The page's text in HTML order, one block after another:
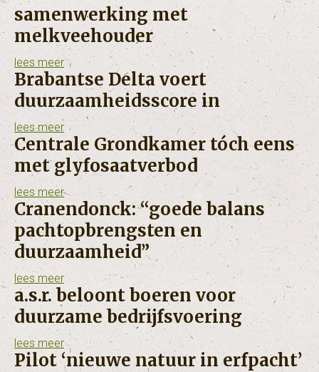
samenwerking met
melkveehouder
lees meer
Brabantse Delta voert
duurzaamheidsscore in
lees meer
Centrale Grondkamer tóch eens
met glyfosaatverbod
lees meer
Cranendonck: “goede balans
pachtopbrengsten en
duurzaamheid”
lees meer
a.s.r. beloont boeren voor
duurzame bedrijfsvoering
lees meer
Pilot ‘nieuwe natuur in erfpacht’